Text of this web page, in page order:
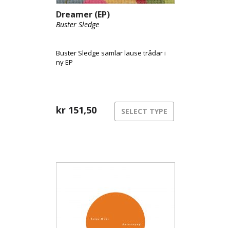
Dreamer (EP)
Buster Sledge
Buster Sledge samlar lause trådar i
ny EP
kr 151,50 SELECT TYPE